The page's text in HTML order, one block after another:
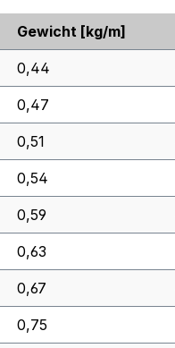
Gewicht [kg/m]
0,44
0,47
0,51
0,54
0,59
0,63
0,67
0,75